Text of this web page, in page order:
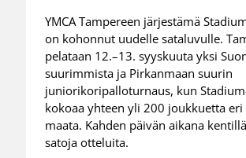
YMCA Tampereen järjestämä
on kohonnut uudelle sataluvulle.
pelataan 12.–13. syyskuuta yksi
suurimmista ja Pirkanmaan suurin
juniorikoripalloturnaus, kun
kokoaa yhteen yli 200 joukkuetta
maata. Kahden päivän aikana
satoja otteluita.